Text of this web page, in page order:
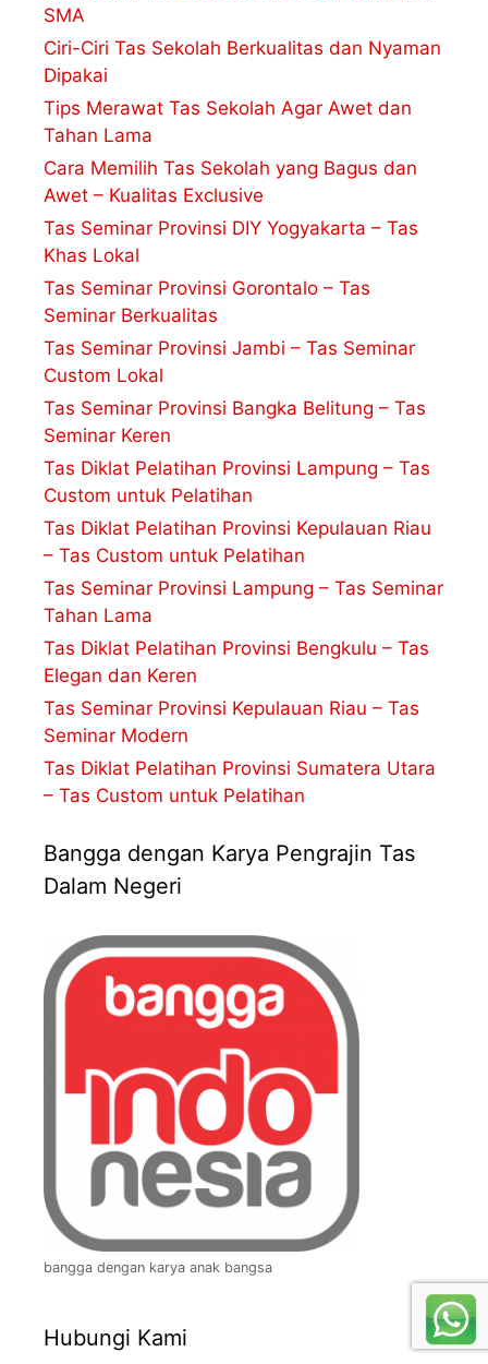
SMA
Ciri-Ciri Tas Sekolah Berkualitas dan Nyaman
Dipakai
Tips Merawat Tas Sekolah Agar Awet dan
Tahan Lama
Cara Memilih Tas Sekolah yang Bagus dan
Awet – Kualitas Exclusive
Tas Seminar Provinsi DIY Yogyakarta – Tas
Khas Lokal
Tas Seminar Provinsi Gorontalo – Tas
Seminar Berkualitas
Tas Seminar Provinsi Jambi – Tas Seminar
Custom Lokal
Tas Seminar Provinsi Bangka Belitung – Tas
Seminar Keren
Tas Diklat Pelatihan Provinsi Lampung – Tas
Custom untuk Pelatihan
Tas Diklat Pelatihan Provinsi Kepulauan Riau
– Tas Custom untuk Pelatihan
Tas Seminar Provinsi Lampung – Tas Seminar
Tahan Lama
Tas Diklat Pelatihan Provinsi Bengkulu – Tas
Elegan dan Keren
Tas Seminar Provinsi Kepulauan Riau – Tas
Seminar Modern
Tas Diklat Pelatihan Provinsi Sumatera Utara
– Tas Custom untuk Pelatihan
Bangga dengan Karya Pengrajin Tas
Dalam Negeri
bangga dengan karya anak bangsa
Hubungi Kami